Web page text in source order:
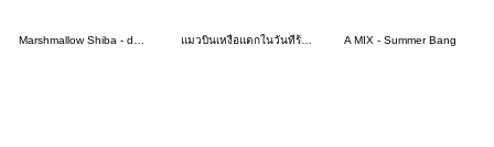
Marshmallow Shiba - damn it! woof! แมวบินเหงื่อแตกในวันที่ร้อนสุดๆ A MIX - Summer Bang